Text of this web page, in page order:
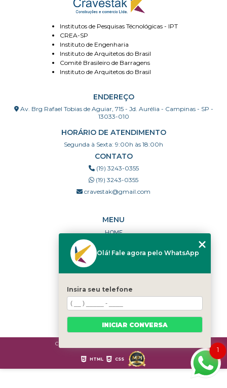
Institutos de Pesquisas Técnológicas - IPT
CREA-SP
Instituto de Engenharia
Instituto de Arquitetos do Brasil
Comitê Brasileiro de Barragens
Instituto de Arquitetos do Brasil
ENDEREÇO
Av. Brg Rafael Tobias de Aguiar, 715 - Jd. Aurélia - Campinas - SP -
13033-010
HORÁRIO DE ATENDIMENTO
Segunda à Sexta: 9:00h às 18:00h
CONTATO
(19) 3243-0355
(19) 3243-0355
cravestak@gmail.com
MENU
HOME
PORTFÓLIO
DÚVIDAS FREQUENTES
CATEGORIAS
MAPA DO SITE
Copyright © Cravestak. (Lei 9610 de 19/02/1998)
HTML CSS
1
Olá! Fale agora pelo WhatsApp
Insira seu telefone
INICIAR CONVERSA